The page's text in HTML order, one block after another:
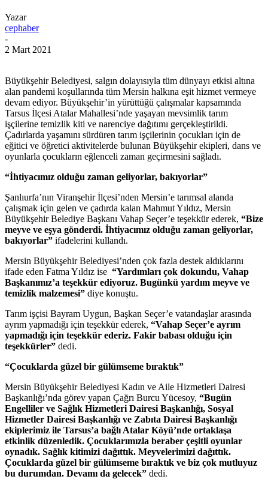
Yazar
cephaber
-
2 Mart 2021
Büyükşehir Belediyesi, salgın dolayısıyla tüm dünyayı etkisi altına
alan pandemi koşullarında tüm Mersin halkına eşit hizmet vermeye
devam ediyor. Büyükşehir’in yürüttüğü çalışmalar kapsamında
Tarsus İlçesi Atalar Mahallesi’nde yaşayan mevsimlik tarım
işçilerine temizlik kiti ve narenciye dağıtımı gerçekleştirildi.
Çadırlarda yaşamını sürdüren tarım işçilerinin çocukları için de
eğitici ve öğretici aktivitelerde bulunan Büyükşehir ekipleri, dans ve
oyunlarla çocukların eğlenceli zaman geçirmesini sağladı.
“İhtiyacımız olduğu zaman geliyorlar, bakıyorlar”
Şanlıurfa’nın Viranşehir İlçesi’nden Mersin’e tarımsal alanda
çalışmak için gelen ve çadırda kalan Mahmut Yıldız, Mersin
Büyükşehir Belediye Başkanı Vahap Seçer’e teşekkür ederek, “Bize
meyve ve eşya gönderdi. İhtiyacımız olduğu zaman geliyorlar,
bakıyorlar” ifadelerini kullandı.
Mersin Büyükşehir Belediyesi’nden çok fazla destek aldıklarını
ifade eden Fatma Yıldız ise “Yardımları çok dokundu, Vahap
Başkanımız’a teşekkür ediyoruz. Bugünkü yardım meyve ve
temizlik malzemesi” diye konuştu.
Tarım işçisi Bayram Uygun, Başkan Seçer’e vatandaşlar arasında
ayrım yapmadığı için teşekkür ederek, “Vahap Seçer’e ayrım
yapmadığı için teşekkür ederiz. Fakir babası olduğu için
teşekkürler” dedi.
“Çocuklarda güzel bir gülümseme bıraktık”
Mersin Büyükşehir Belediyesi Kadın ve Aile Hizmetleri Dairesi
Başkanlığı’nda görev yapan Çağrı Burcu Yücesoy, “Bugün
Engelliler ve Sağlık Hizmetleri Dairesi Başkanlığı, Sosyal
Hizmetler Dairesi Başkanlığı ve Zabıta Dairesi Başkanlığı
ekiplerimiz ile Tarsus’a bağlı Atalar Köyü’nde ortaklaşa
etkinlik düzenledik. Çocuklarımızla beraber çeşitli oyunlar
oynadık. Sağlık kitimizi dağıttık. Meyvelerimizi dağıttık.
Çocuklarda güzel bir gülümseme bıraktık ve biz çok mutluyuz
bu durumdan. Devamı da gelecek” dedi.